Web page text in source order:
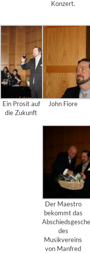
Konzert.
Ein Prosit auf
die Zukunft
John Fiore
Der Maestro
bekommt das
des
Musikvereins
von Manfred